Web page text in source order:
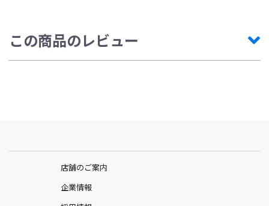
この商品のレビュー
店舗のご案内
企業情報